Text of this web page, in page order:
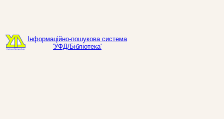
Інформаційно-пошукова система
'УФД/Бібліотека'